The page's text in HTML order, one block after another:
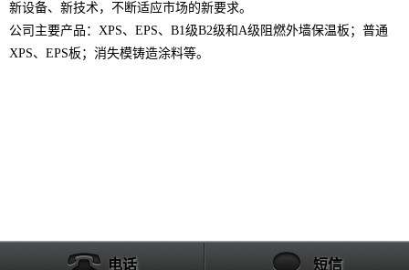
新设备、新技术，不断适应市场的新要求。
公司主要产品：XPS、EPS、B1级B2级和A级阻燃外墙保温板；普通
XPS、EPS板；消失模铸造涂料等。
电话 短信